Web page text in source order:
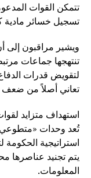
تتمكن القوات
تسجيل خسائر مادية
ويشير مراقبون إلى
تنتهجها جماعات
لتقويض قدرات
تعاني أصلاً من ضعف
استهداف متزايد
تُعد وحدات
استراتيجية
يتم تجنيد عناصرها
المعلومات.